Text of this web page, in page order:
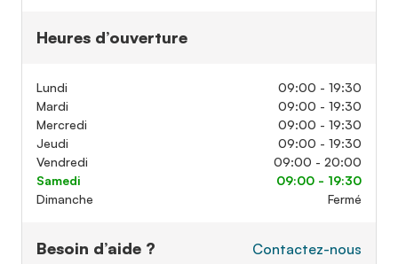
Heures d’ouverture
Lundi
09:00 - 19:30
Mardi
09:00 - 19:30
Mercredi
09:00 - 19:30
Jeudi
09:00 - 19:30
Vendredi
09:00 - 20:00
Samedi
09:00 - 19:30
Dimanche
Fermé
Besoin d’aide ? Contactez-nous